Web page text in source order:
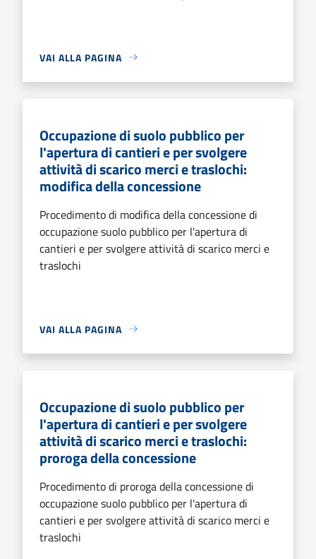
VAI ALLA PAGINA
Occupazione di suolo pubblico per
l'apertura di cantieri e per svolgere
attività di scarico merci e traslochi:
modifica della concessione
Procedimento di modifica della concessione di
occupazione suolo pubblico per l'apertura di
cantieri e per svolgere attività di scarico merci e
traslochi
VAI ALLA PAGINA
Occupazione di suolo pubblico per
l'apertura di cantieri e per svolgere
attività di scarico merci e traslochi:
proroga della concessione
Procedimento di proroga della concessione di
occupazione suolo pubblico per l'apertura di
cantieri e per svolgere attività di scarico merci e
traslochi